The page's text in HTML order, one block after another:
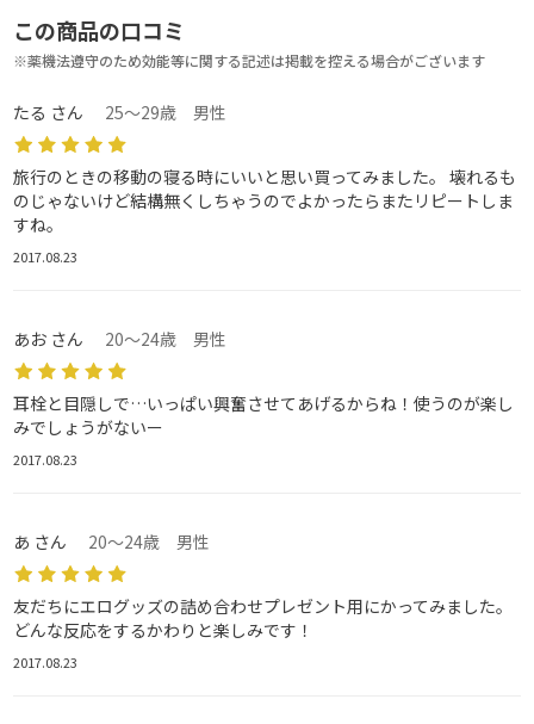
この商品の口コミ
※薬機法遵守のため効能等に関する記述は掲載を控える場合がございます
たる さん 25～29歳 男性
旅行のときの移動の寝る時にいいと思い買ってみました。 壊れるも
のじゃないけど結構無くしちゃうのでよかったらまたリピートしま
すね。
2017.08.23
あお さん 20～24歳 男性
耳栓と目隠しで…いっぱい興奮させてあげるからね！使うのが楽し
みでしょうがないー
2017.08.23
あ さん 20～24歳 男性
友だちにエログッズの詰め合わせプレゼント用にかってみました。
どんな反応をするかわりと楽しみです！
2017.08.23